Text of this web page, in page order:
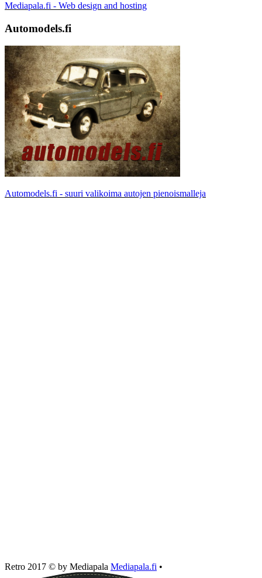
Mediapala.fi - Web design and hosting
Automodels.fi
Automodels.fi - suuri valikoima autojen pienoismalleja
Retro 2017 © by Mediapala Mediapala.fi •